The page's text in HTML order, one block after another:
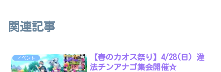
関連記事
イベント
【春のカオス祭り】4/28(日) 違
法チンアナゴ集会開催☆